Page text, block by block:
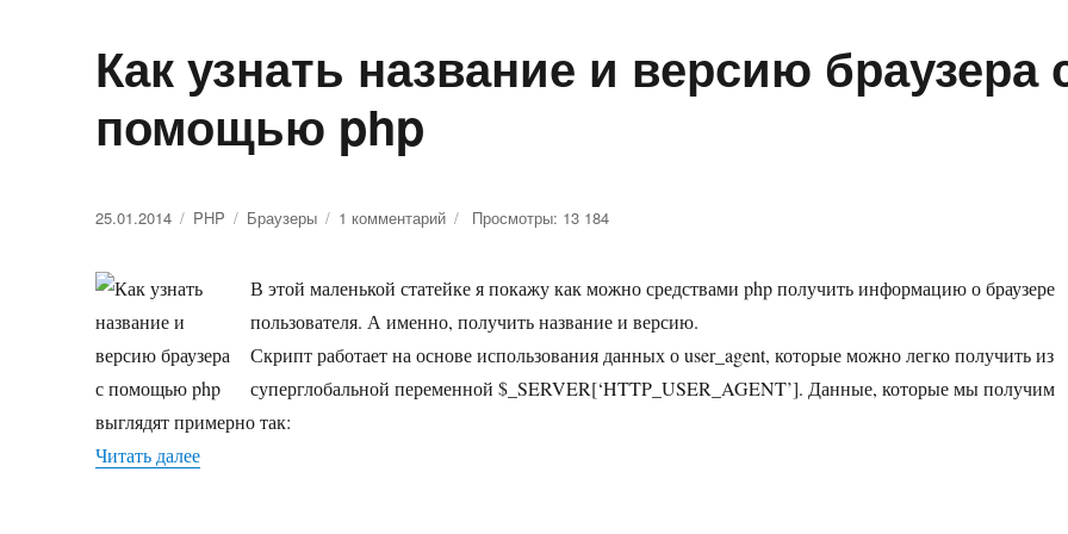
Как узнать название и версию браузера
помощью php
Опубликовано
25.01.2014 Рубрики
PHP Метки
Браузеры 1 комментарий
узнать
название
версию
браузера
Просмотры: 13 184
В этой маленькой статейке я покажу как можно средствами php получить информацию о браузере
пользователя. А именно, получить название и версию.
Скрипт работает на основе использования данных о user_agent, которые можно легко получить из
суперглобальной переменной $_SERVER[‘HTTP_USER_AGENT’]. Данные, которые мы получим
выглядят примерно так:
Читать далее